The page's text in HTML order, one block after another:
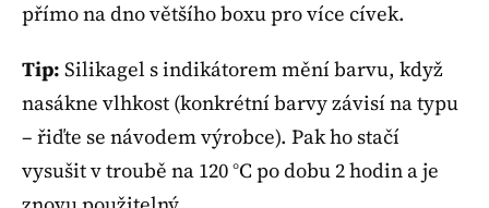
přímo na dno většího boxu pro více cívek.
Tip: Silikagel s indikátorem mění barvu, když
nasákne vlhkost (konkrétní barvy závisí na typu
– řiďte se návodem výrobce). Pak ho stačí
vysušit v troubě na 120 °C po dobu 2 hodin a je